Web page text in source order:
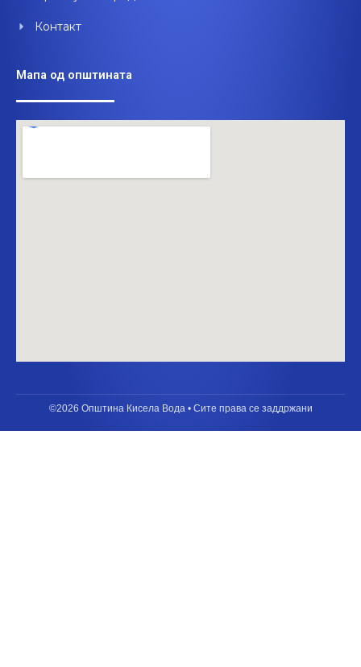
Контакт
Мапа од општината
©2026 Општина Кисела Вода • Сите права се заддржани